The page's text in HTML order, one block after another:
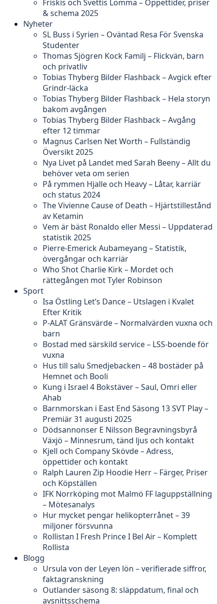
Friskis och Svettis Lomma – Öppettider, priser
& schema 2025
Nyheter
SL Buss i Syrien – Oväntad Resa För Svenska
Studenter
Thomas Sjögren Kock Familj – Flickvän, barn
och privatliv
Tobias Thyberg Bilder Flashback – Avgick efter
Grindr-läcka
Tobias Thyberg Bilder Flashback – Hela storyn
bakom avgången
Tobias Thyberg Bilder Flashback – Avgång
efter 12 timmar
Magnus Carlsen Net Worth – Fullständig
Översikt 2025
Nya Livet på Landet med Sarah Beeny – Allt du
behöver veta om serien
På rymmen Hjalle och Heavy – Låtar, karriär
och status 2024
The Vivienne Cause of Death – Hjärtstillestånd
av Ketamin
Vem är bäst Ronaldo eller Messi – Uppdaterad
statistik 2025
Pierre-Emerick Aubameyang – Statistik,
övergångar och karriär
Who Shot Charlie Kirk – Mordet och
rättegången mot Tyler Robinson
Sport
Isa Östling Let’s Dance – Utslagen i Kvalet
Efter Kritik
P-ALAT Gränsvärde – Normalvärden vuxna och
barn
Bostad med särskild service – LSS-boende för
vuxna
Hus till salu Smedjebacken – 48 bostäder på
Hemnet och Booli
Kung i Israel 4 Bokstäver – Saul, Omri eller
Ahab
Barnmorskan i East End Säsong 13 SVT Play –
Premiär 31 augusti 2025
Dödsannonser E Nilsson Begravningsbyrå
Växjö – Minnesrum, tänd ljus och kontakt
Kjell och Company Skövde – Adress,
öppettider och kontakt
Ralph Lauren Zip Hoodie Herr – Färger, Priser
och Köpställen
IFK Norrköping mot Malmö FF laguppställning
– Mötesanalys
Hur mycket pengar helikopterrånet – 39
miljoner försvunna
Rollistan I Fresh Prince I Bel Air – Komplett
Rollista
Blogg
Ursula von der Leyen lön – verifierade siffror,
faktagranskning
Outlander säsong 8: släppdatum, final och
avsnittsschema